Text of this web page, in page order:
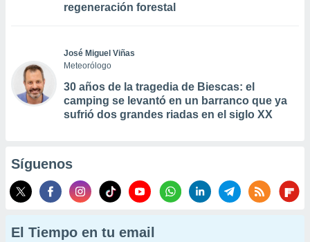
regeneración forestal
José Miguel Viñas
Meteorólogo
30 años de la tragedia de Biescas: el
camping se levantó en un barranco que ya
sufrió dos grandes riadas en el siglo XX
Síguenos
El Tiempo en tu email